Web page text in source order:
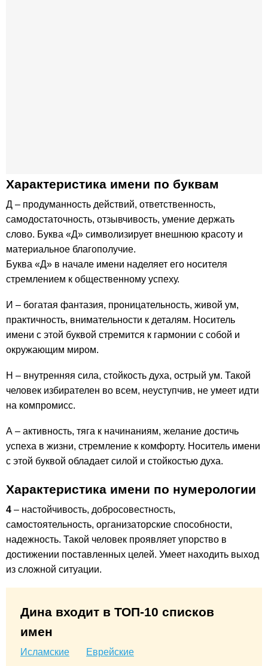
Характеристика имени по буквам
Д – продуманность действий, ответственность,
самодостаточность, отзывчивость, умение держать
слово. Буква «Д» символизирует внешнюю красоту и
материальное благополучие.
Буква «Д» в начале имени наделяет его носителя
стремлением к общественному успеху.
И – богатая фантазия, проницательность, живой ум,
практичность, внимательности к деталям. Носитель
имени с этой буквой стремится к гармонии с собой и
окружающим миром.
Н – внутренняя сила, стойкость духа, острый ум. Такой
человек избирателен во всем, неуступчив, не умеет идти
на компромисс.
А – активность, тяга к начинаниям, желание достичь
успеха в жизни, стремление к комфорту. Носитель имени
с этой буквой обладает силой и стойкостью духа.
Характеристика имени по нумерологии
4 – настойчивость, добросовестность,
самостоятельность, организаторские способности,
надежность. Такой человек проявляет упорство в
достижении поставленных целей. Умеет находить выход
из сложной ситуации.
Дина входит в ТОП-10 списков
имен
Исламские Еврейские